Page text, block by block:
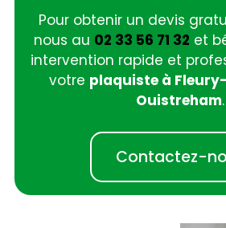
Pour obtenir un devis
nous au 02 33 56 71 32 et
intervention rapide et
votre plaquiste à
Ouistreham.
Contactez-